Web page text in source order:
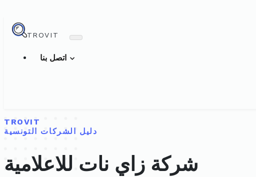
TROVIT
TROVIT
دليل الشركات التونسية
شركة زاي نات للاعلامية